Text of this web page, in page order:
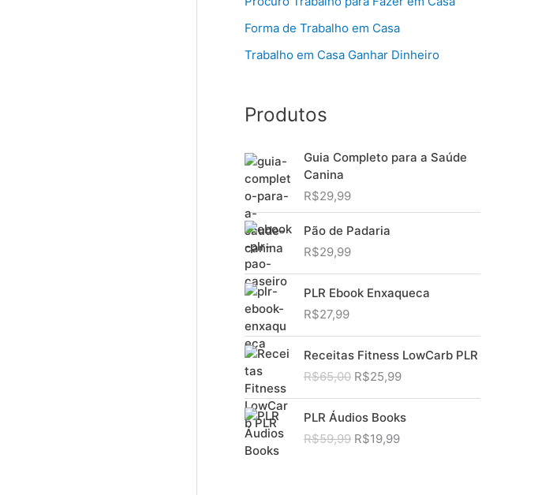
Forma de Trabalho em Casa
Trabalho em Casa Ganhar Dinheiro
Produtos
Guia Completo para a Saúde
Canina
R$29,99
Pão de Padaria
R$29,99
PLR Ebook Enxaqueca
R$27,99
Receitas Fitness LowCarb PLR
R$65,00 O
r
e
ç
R$25,99O
PLR Áudios Books
R$59,99 O
R$19,99O